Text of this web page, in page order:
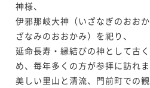
神様、
伊邪那岐大神（いざなぎのおお
ざなみのおおかみ）を祀り、
延命長寿・縁結びの神として古
め、毎年多くの方が参拝に訪れま
美しい里山と清流、門前町での観